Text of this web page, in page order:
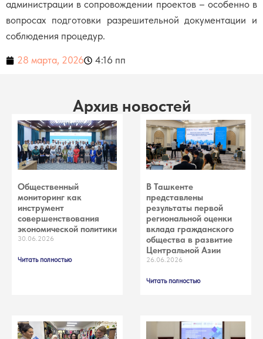
администрации в сопровождении проектов – особенно в
вопросах подготовки разрешительной документации и
соблюдения процедур.
28 марта, 2026 4:16 пп
Архив новостей
Общественный
мониторинг как
инструмент
совершенствования
экономической политики
30.06.2026
Читать полностью
В Ташкенте
представлены
результаты первой
региональной оценки
вклада гражданского
общества в развитие
Центральной Азии
26.06.2026
Читать полностью